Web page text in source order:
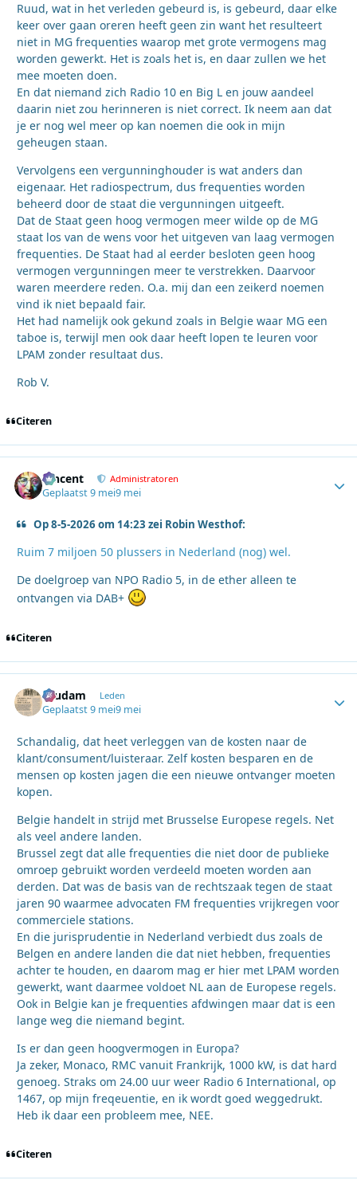
Ruud, wat in het verleden gebeurd is, is gebeurd, daar elke
keer over gaan oreren heeft geen zin want het resulteert
niet in MG frequenties waarop met grote vermogens mag
worden gewerkt. Het is zoals het is, en daar zullen we het
mee moeten doen.
En dat niemand zich Radio 10 en Big L en jouw aandeel
daarin niet zou herinneren is niet correct. Ik neem aan dat
je er nog wel meer op kan noemen die ook in mijn
geheugen staan.
Vervolgens een vergunninghouder is wat anders dan
eigenaar. Het radiospectrum, dus frequenties worden
beheerd door de staat die vergunningen uitgeeft.
Dat de Staat geen hoog vermogen meer wilde op de MG
staat los van de wens voor het uitgeven van laag vermogen
frequenties. De Staat had al eerder besloten geen hoog
vermogen vergunningen meer te verstrekken. Daarvoor
waren meerdere reden. O.a. mij dan een zeikerd noemen
vind ik niet bepaald fair.
Het had namelijk ook gekund zoals in Belgie waar MG een
taboe is, terwijl men ook daar heeft lopen te leuren voor
LPAM zonder resultaat dus.
Rob V.
Citeren
Vincent Administratoren
Geplaatst9 mei9 mei
Op 8-5-2026 om 14:23 zei Robin Westhof:
Ruim 7 miljoen 50 plussers in Nederland (nog) wel.
De doelgroep van NPO Radio 5, in de ether alleen te
ontvangen via DAB+
Citeren
ruudam Leden
Geplaatst9 mei9 mei
Schandalig, dat heet verleggen van de kosten naar de
klant/consument/luisteraar. Zelf kosten besparen en de
mensen op kosten jagen die een nieuwe ontvanger moeten
kopen.
Belgie handelt in strijd met Brusselse Europese regels. Net
als veel andere landen.
Brussel zegt dat alle frequenties die niet door de publieke
omroep gebruikt worden verdeeld moeten worden aan
derden. Dat was de basis van de rechtszaak tegen de staat
jaren 90 waarmee advocaten FM frequenties vrijkregen voor
commerciele stations.
En die jurisprudentie in Nederland verbiedt dus zoals de
Belgen en andere landen die dat niet hebben, frequenties
achter te houden, en daarom mag er hier met LPAM worden
gewerkt, want daarmee voldoet NL aan de Europese regels.
Ook in Belgie kan je frequenties afdwingen maar dat is een
lange weg die niemand begint.
Is er dan geen hoogvermogen in Europa?
Ja zeker, Monaco, RMC vanuit Frankrijk, 1000 kW, is dat hard
genoeg. Straks om 24.00 uur weer Radio 6 International, op
1467, op mijn freqeuentie, en ik wordt goed weggedrukt.
Heb ik daar een probleem mee, NEE.
Citeren